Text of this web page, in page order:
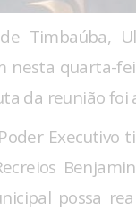
Timbaúba,
nesta quarta-
da reunião
Executivo
possa